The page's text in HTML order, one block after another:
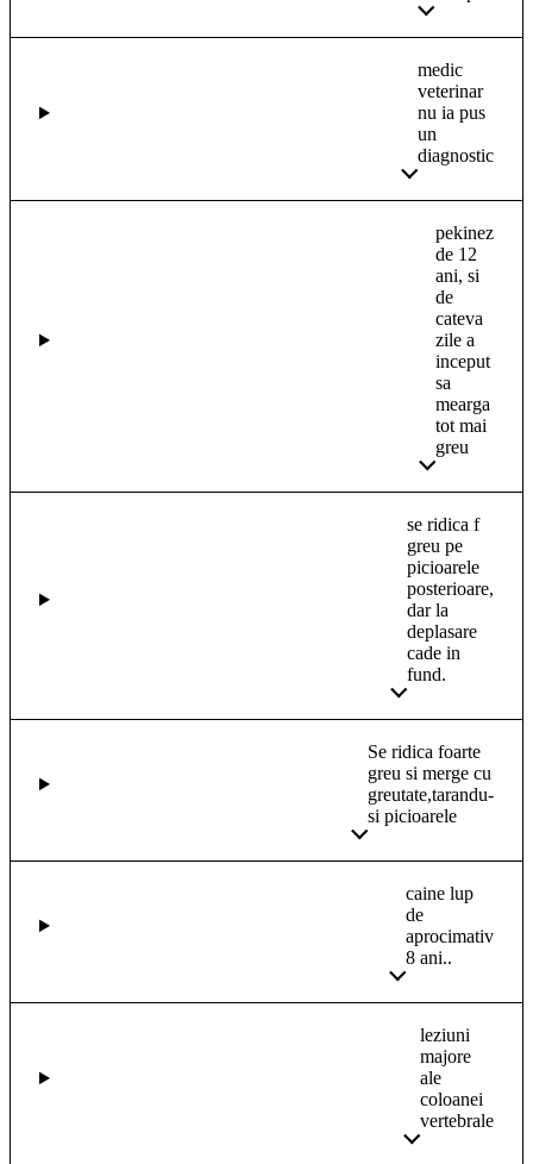
medic
veterinar
nu ia pus
un
diagnostic
pekinez
de 12
ani, si
de
cateva
zile a
inceput
sa
mearga
tot mai
greu
se ridica f
greu pe
picioarele
posterioare,
dar la
deplasare
cade in
fund.
Se ridica foarte
greu si merge cu
greutate,tarandu-
si picioarele
caine lup
de
aprocimativ
8 ani..
leziuni
majore
ale
coloanei
vertebrale